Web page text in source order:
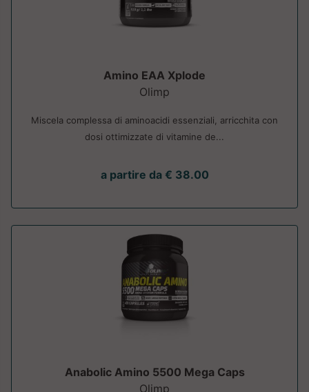
Amino EAA Xplode
Olimp
Miscela complessa di aminoacidi essenziali, arricchita con
dosi ottimizzate di vitamine de...
a partire da € 38.00
Anabolic Amino 5500 Mega Caps
Olimp